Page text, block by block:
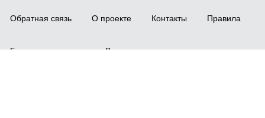
Обратная связь О проекте Контакты Правила
Безопасная сделка Вопрос-ответ